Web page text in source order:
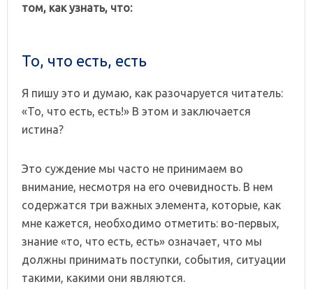
том, как узнать, что:
То, что есть, есть
Я пишу это и думаю, как разочаруется читатель:
«То, что есть, есть!» В этом и заключается
истина?
Это суждение мы часто не принимаем во
внимание, несмотря на его очевидность. В нем
содержатся три важных элемента, которые, как
мне кажется, необходимо отметить: во-первых,
знание «то, что есть, есть» означает, что мы
должны принимать поступки, события, ситуации
такими, какими они являются.